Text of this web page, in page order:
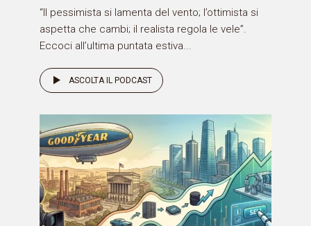
“Il pessimista si lamenta del vento; l’ottimista si
aspetta che cambi; il realista regola le vele”.
Eccoci all’ultima puntata estiva...
ASCOLTA IL PODCAST